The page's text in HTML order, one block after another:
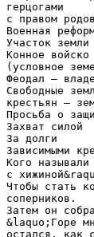
герцогами
с правом
Военная
Участок
Конное войско
(условное
Феодал –
Свободные
крестьян –
Просьба о
Захват силой
За долги
Зависимыми
Кого
с
Чтобы стать
соперников.
Затем он
&laquo;Горе
остался, как